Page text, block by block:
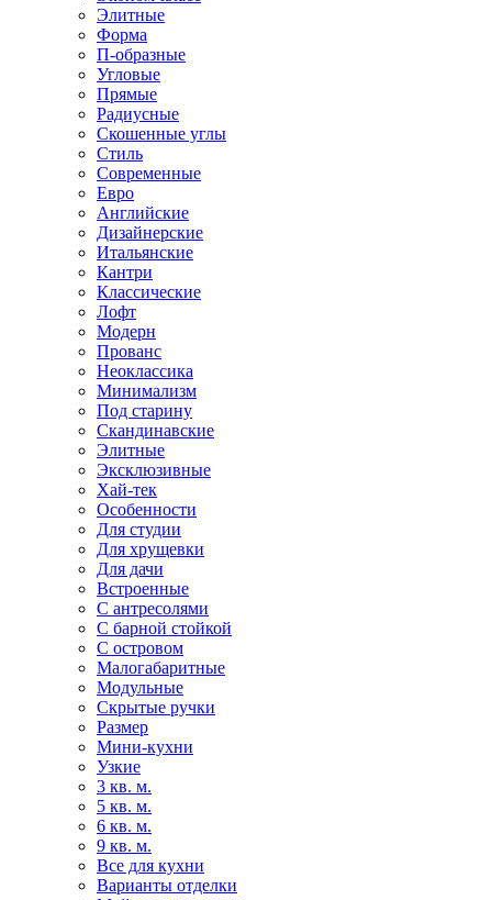
Элитные
Форма
П-образные
Угловые
Прямые
Радиусные
Скошенные углы
Стиль
Современные
Евро
Английские
Дизайнерские
Итальянские
Кантри
Классические
Лофт
Модерн
Прованс
Неоклассика
Минимализм
Под старину
Скандинавские
Элитные
Эксклюзивные
Хай-тек
Особенности
Для студии
Для хрущевки
Для дачи
Встроенные
С антресолями
С барной стойкой
С островом
Малогабаритные
Модульные
Скрытые ручки
Размер
Мини-кухни
Узкие
3 кв. м.
5 кв. м.
6 кв. м.
9 кв. м.
Все для кухни
Варианты отделки